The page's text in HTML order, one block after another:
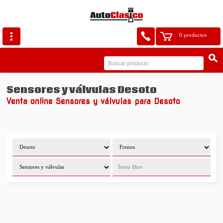
0 productos
Sensores y válvulas Desoto
Venta online Sensores y válvulas para Desoto